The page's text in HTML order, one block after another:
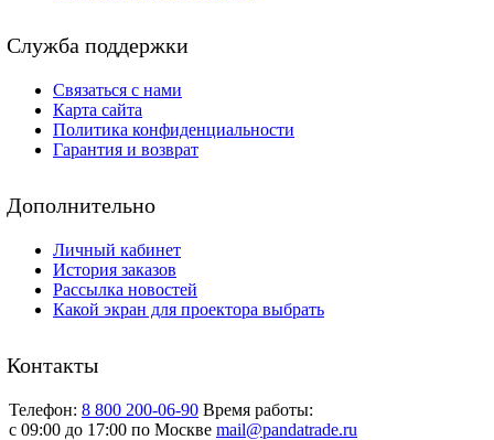
Служба поддержки
Связаться с нами
Карта сайта
Политика конфиденциальности
Гарантия и возврат
Дополнительно
Личный кабинет
История заказов
Рассылка новостей
Какой экран для проектора выбрать
Контакты
Телефон: 8 800 200-06-90 Время работы:
c 09:00 до 17:00 по Москве mail@pandatrade.ru